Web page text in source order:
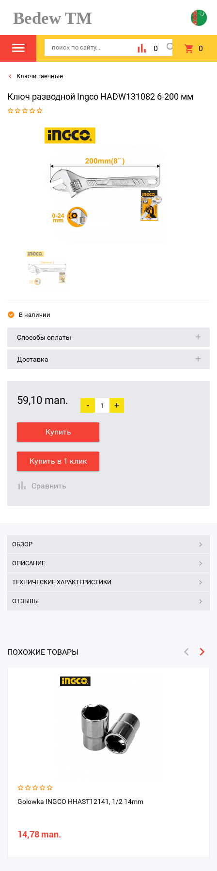
Bedew TM
0 0
Ключи гаечные
Ключ разводной Ingco HADW131082 6-200 мм
В наличии
Способы оплаты
Доставка
59,10 man. - +
Купить
Купить в 1 клик
Сравнить
ОБЗОР
ОПИСАНИЕ
ТЕХНИЧЕСКИЕ ХАРАКТЕРИСТИКИ
ОТЗЫВЫ
ПОХОЖИЕ ТОВАРЫ
Golowka INGCO HHAST12141, 1/2 14mm
14,78 man.